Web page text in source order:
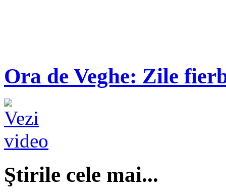
Ora de Veghe: Zile
Ştirile cele mai...